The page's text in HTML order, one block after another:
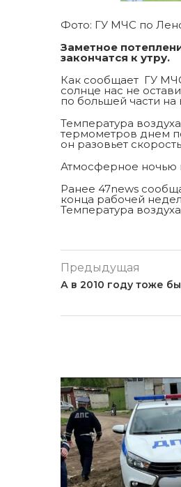
Фото: ГУ МЧС по
Заметное
закончатся к утру.
Как сообщает ГУ
солнце нас не
по большей части на
Температура
термометров днем
он разовьет
Атмосферное ночью
Ранее 47news
конца рабочей
Температура
Предыдущая
А в 2010 году тоже